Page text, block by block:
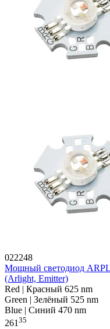
022248
Мощный светодиод
(Arlight, Emitter)
Red | Красный 625 nm
Green | Зелёный 525 nm
Blue | Синий 470 nm
26135